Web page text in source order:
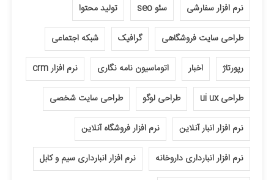
نرم افزار سفارشی سئو seo تولید محتوا
طراحی سایت فروشگاهی گرافیک شبکه اجتماعی
رپورتاژ اخبار اتوماسیون نامه نگاری نرم افزار crm
طراحی ui ux طراحی لوگو طراحی سایت شخصی
نرم افزار انبار آنلاین نرم افزار فروشگاه آنلاین
نرم افزار انبارداری داروخانه نرم افزار انبارداری سیم و کابل